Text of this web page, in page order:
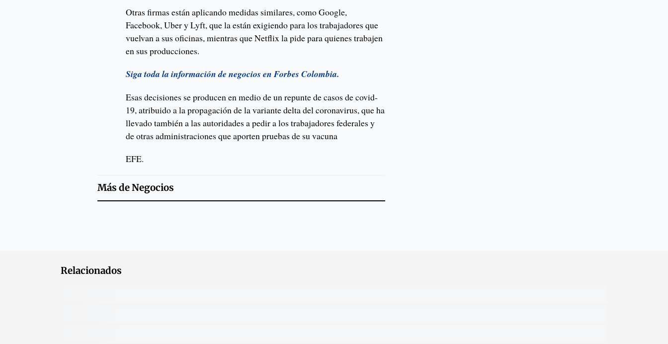
Otras firmas están aplicando medidas similares, como Google,
Facebook, Uber y Lyft, que la están exigiendo para los trabajadores que
vuelvan a sus oficinas, mientras que Netflix la pide para quienes trabajen
en sus producciones.
Siga toda la información de negocios en Forbes Colombia.
Esas decisiones se producen en medio de un repunte de casos de covid-
19, atribuido a la propagación de la variante delta del coronavirus, que ha
llevado también a las autoridades a pedir a los trabajadores federales y
de otras administraciones que aporten pruebas de su vacuna
EFE.
Más deNegocios
Relacionados